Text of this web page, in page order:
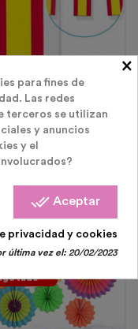
Y Banderines
De Papel
España 3m
€
Oferta!
×
para fines de
Las redes
terceros se utilizan
y anuncios
y el
done_all Aceptar
privacidad y cookies
última vez el:20/02/2023